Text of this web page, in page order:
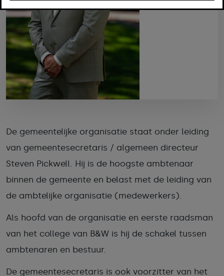
De gemeentelijke organisatie staat onder leiding
van gemeentesecretaris / algemeen directeur
Steven Pickwell. Hij is de hoogste ambtenaar
binnen de gemeente en belast met de leiding van
de ambtelijke organisatie (medewerkers).
Als hoofd van de organisatie en eerste raadsman
van het college van B&W is hij de schakel tussen
ambtenaren en bestuur.
De gemeentesecretaris is ook voorzitter van het